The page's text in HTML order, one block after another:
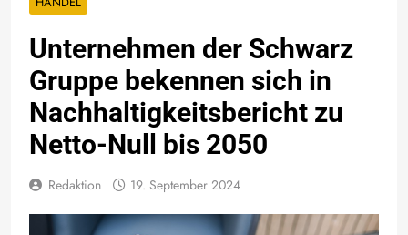
Unternehmen der Schwarz
Gruppe bekennen sich in
Nachhaltigkeitsbericht zu
Netto-Null bis 2050
Redaktion 19. September 2024